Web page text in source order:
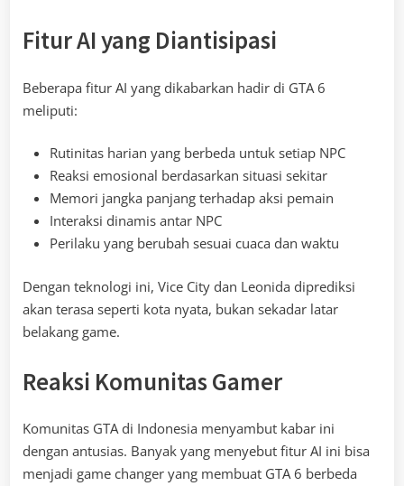
Fitur AI yang Diantisipasi
Beberapa fitur AI yang dikabarkan hadir di GTA 6
meliputi:
Rutinitas harian yang berbeda untuk setiap NPC
Reaksi emosional berdasarkan situasi sekitar
Memori jangka panjang terhadap aksi pemain
Interaksi dinamis antar NPC
Perilaku yang berubah sesuai cuaca dan waktu
Dengan teknologi ini, Vice City dan Leonida diprediksi
akan terasa seperti kota nyata, bukan sekadar latar
belakang game.
Reaksi Komunitas Gamer
Komunitas GTA di Indonesia menyambut kabar ini
dengan antusias. Banyak yang menyebut fitur AI ini bisa
menjadi game changer yang membuat GTA 6 berbeda